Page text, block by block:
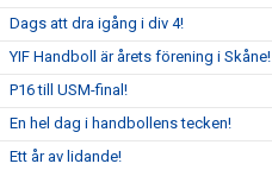
Dags att dra igång i div 4!
YIF Handboll är årets förening i Skåne!
P16 till USM-final!
En hel dag i handbollens tecken!
Ett år av lidande!